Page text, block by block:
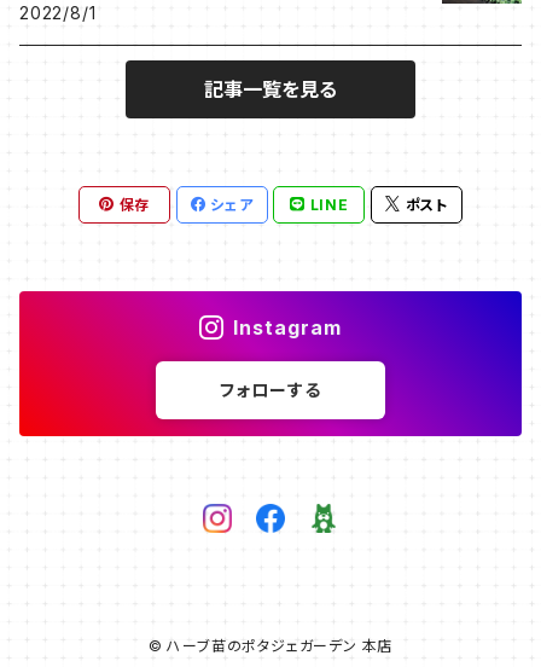
2022/8/1
記事一覧を見る
保存 シェア LINE ポスト
Instagram
フォローする
© ハーブ苗のポタジェガーデン 本店